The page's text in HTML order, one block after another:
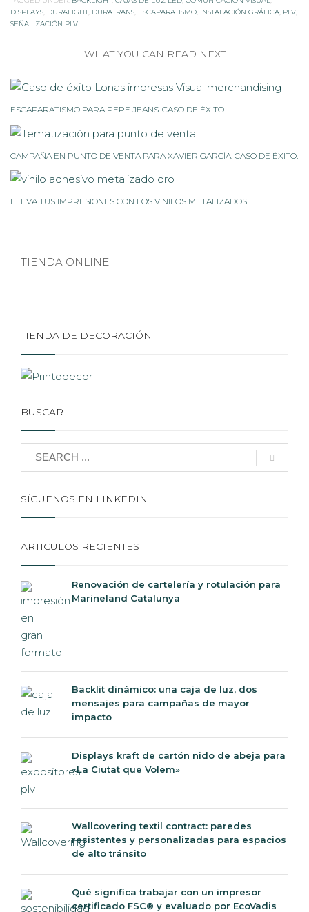
DISPLAYS DURALIGHT, DURATRANS ESCAPARATISMO INSTALACIÓN GRÁFICA PLV
SEÑALIZACIÓN PLV
WHAT YOU CAN READ NEXT
ESCAPARATISMO PARA PEPE JEANS. CASO DE ÉXITO
CAMPAÑA EN PUNTO DE VENTA PARA XAVIER GARCÍA. CASO DE ÉXITO.
ELEVA TUS IMPRESIONES CON LOS VINILOS METALIZADOS
TIENDA ONLINE
TIENDA DE DECORACIÓN
BUSCAR
SÍGUENOS EN LINKEDIN
ARTICULOS RECIENTES
Renovación de cartelería y rotulación para
Marineland Catalunya
Backlit dinámico: una caja de luz, dos
mensajes para campañas de mayor
impacto
Displays kraft de cartón nido de abeja para
«La Ciutat que Volem»
Wallcovering textil contract: paredes
resistentes y personalizadas para espacios
de alto tránsito
Qué significa trabajar con un impresor
certificado FSC® y evaluado por EcoVadis